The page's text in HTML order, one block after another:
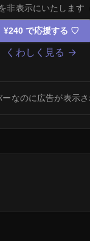
非表示にいたします
¥240 で応援する ♡
くわしく見る →
ーなのに広告が表示